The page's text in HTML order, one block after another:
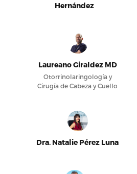
Hernández
Laureano Giraldez MD
Otorrinolaringología y
Cirugía de Cabeza y Cuello
Dra. Natalie Pérez Luna